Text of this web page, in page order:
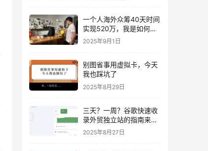
一个人海外众筹40天时间
实现520万，我是如何做
到的？丨出海笔记
2025年9月1日
别图省事用虚拟卡，今天
我也踩坑了
2025年8月29日
三天？一周？谷歌快速收
录外贸独立站的指南来
了！丨出海笔记
2025年8月27日